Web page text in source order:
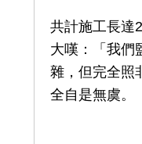
共計施工長達
大嘆：「我們
雜，但完全照
全自是無虞。